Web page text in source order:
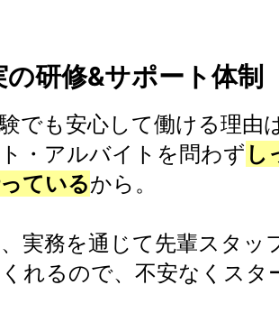
の研修&サポート体制
でも安心して働ける理由
・アルバイトを問わず し
ているから。
実務を通じて先輩スタッ
れるので、不安なくスタ